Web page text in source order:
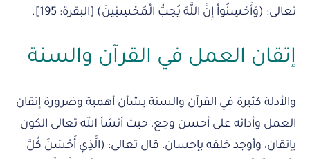
تعالى: (وَأَحْسِنُواْ إِنَّ اللَّهَ يُحِبُّ الْمُحْسِنِينَ) [البقرة: 195].
إتقان العمل في القرآن والسنة
والأدلة كثيرة في القرآن والسنة بشأن أهمية وضرورة إتقان
العمل وأدائه على أحسن وجع، حيث أنشأ الله تعالى الكون
بإتقان، وأوجد خلقه بإحسان، قال تعالى: (الَّذِي أَحْسَنَ كُلَّ